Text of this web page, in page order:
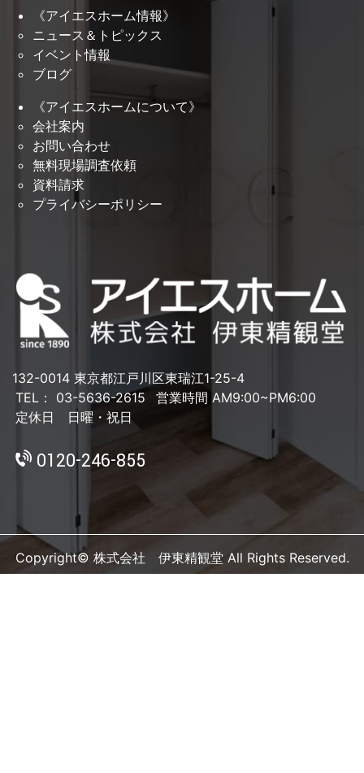
《アイエスホーム情報》
ニュース＆トピックス
イベント情報
ブログ
《アイエスホームについて》
会社案内
お問い合わせ
無料現場調査依頼
資料請求
プライバシーポリシー
132-0014 東京都江戸川区東瑞江1-25-4
TEL： 03-5636-2615
営業時間 AM9:00~PM6:00
定休日 日曜・祝日
0120-246-855
Copyright© 株式会社 伊東精観堂 All Rights Reserved.